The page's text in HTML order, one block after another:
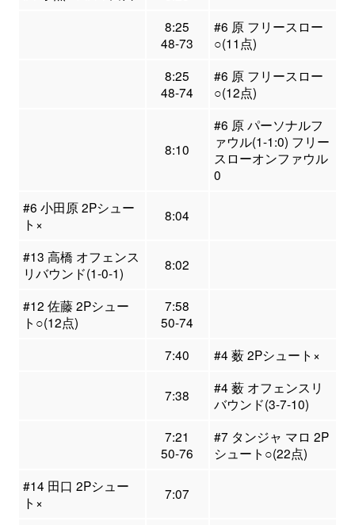
8:25
48-73
#6 原 フリースロー
○(11点)
8:25
48-74
#6 原 フリースロー
○(12点)
8:10
#6 原 パーソナルフ
ァウル(1-1:0) フリー
スローオンファウル
0
#6 小田原 2Pシュー
ト×
8:04
#13 高橋 オフェンス
リバウンド(1-0-1)
8:02
#12 佐藤 2Pシュー
ト○(12点)
7:58
50-74
7:40
#4 薮 2Pシュート×
7:38
#4 薮 オフェンスリ
バウンド(3-7-10)
7:21
50-76
#7 タンジャ マロ 2P
シュート○(22点)
#14 田口 2Pシュー
ト×
7:07